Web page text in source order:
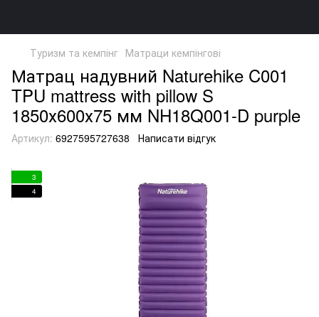
Туризм та кемпінг Матраци кемпінгові
Матрац надувний Naturehike C001
TPU mattress with pillow S
1850х600х75 мм NH18Q001-D purple
Артикул: 6927595727638 Написати відгук
3
4